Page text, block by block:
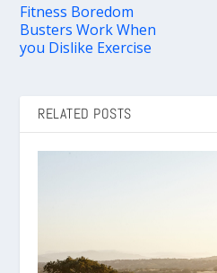
Fitness Boredom
Busters Work When
you Dislike Exercise
RELATED POSTS